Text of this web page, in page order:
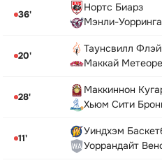
36'
Нортс Биарз
Мэнли-
20'
Таунсвилл
Маккай
28'
Маккиннон
Хьюм Сити
11'
Уиндхэм
Уоррандайт